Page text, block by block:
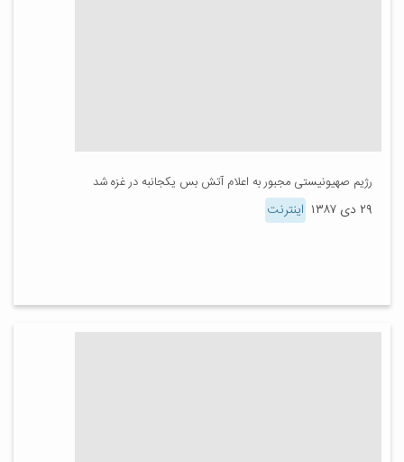
رژیم صهیونیستی مجبور به اعلام آتش بس یکجانبه در غزه شد
۲۹ دی ۱۳۸۷ اینترنت